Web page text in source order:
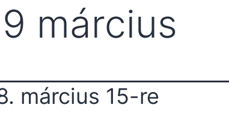
március
március 15-re